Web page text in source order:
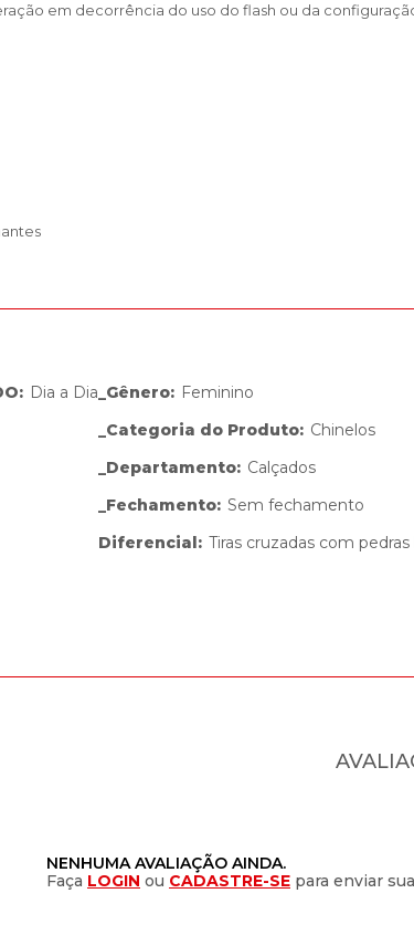
em decorrência do uso do flash ou da
: Dia a Dia _Gênero: Feminino
_Categoria do Produto: Chinelos
_Departamento: Calçados
_Fechamento: Sem fechamento
Diferencial: Tiras cruzadas com
NENHUMA AVALIAÇÃO AINDA.
Faça LOGIN ou CADASTRE-SE para enviar